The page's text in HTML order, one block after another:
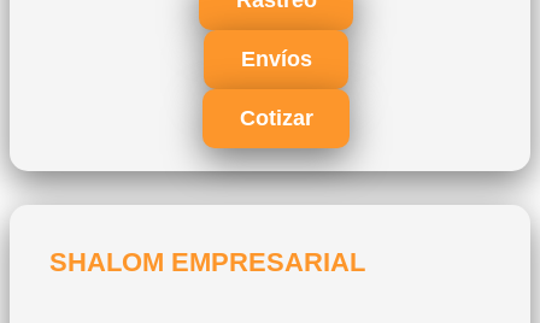
Envíos
Cotizar
SHALOM EMPRESARIAL